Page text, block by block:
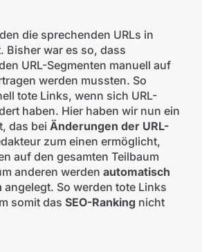
die sprechenden URLs in
Bisher war es so, dass
URL-Segmenten manuell auf
werden mussten. So
tote Links, wenn sich URL-
haben. Hier haben wir nun ein
das bei Änderungen der URL-
zum einen ermöglicht,
auf den gesamten Teilbaum
anderen werden automatisch
angelegt. So werden tote Links
somit das SEO-Ranking nicht